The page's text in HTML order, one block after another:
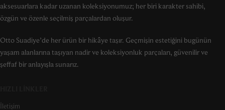
aksesuarlara kadar uzanan koleksiyonumuz; her biri karakter sahibi,
özgün ve özenle seçilmiş parçalardan oluşur.
Otto Suadiye’de her ürün bir hikâye taşır. Geçmişin estetiğini bugünün
yaşam alanlarına taşıyan nadir ve koleksiyonluk parçaları, güvenilir ve
şeffaf bir anlayışla sunarız.
İletişim